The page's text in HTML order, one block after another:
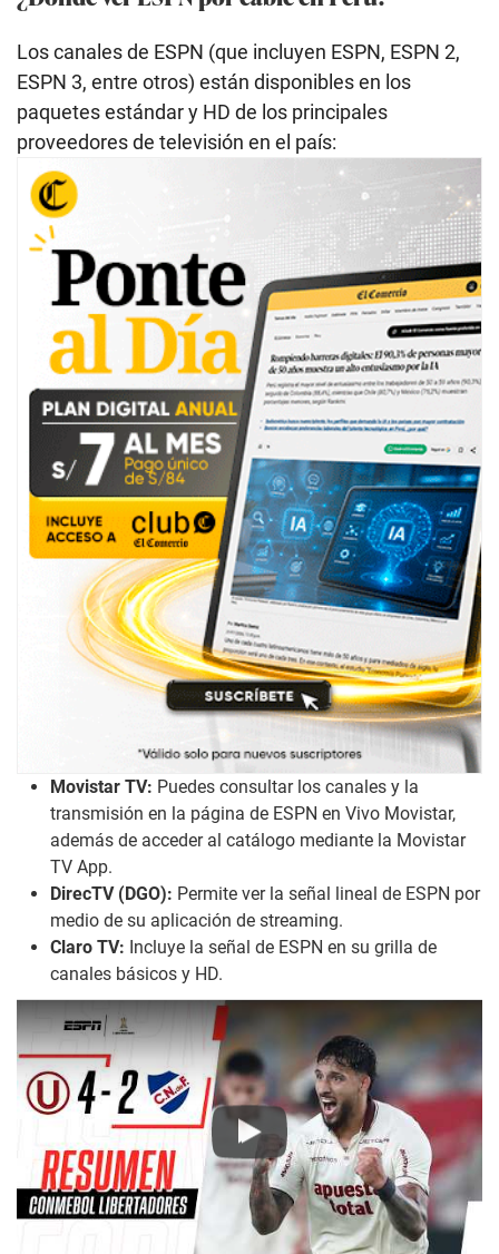
Los canales de ESPN (que incluyen ESPN, ESPN 2,
ESPN 3, entre otros) están disponibles en los
paquetes estándar y HD de los principales
proveedores de televisión en el país:
Movistar TV: Puedes consultar los canales y la
transmisión en la página de ESPN en Vivo Movistar,
además de acceder al catálogo mediante la Movistar
TV App.
DirecTV (DGO): Permite ver la señal lineal de ESPN por
medio de su aplicación de streaming.
Claro TV: Incluye la señal de ESPN en su grilla de
canales básicos y HD.
Play